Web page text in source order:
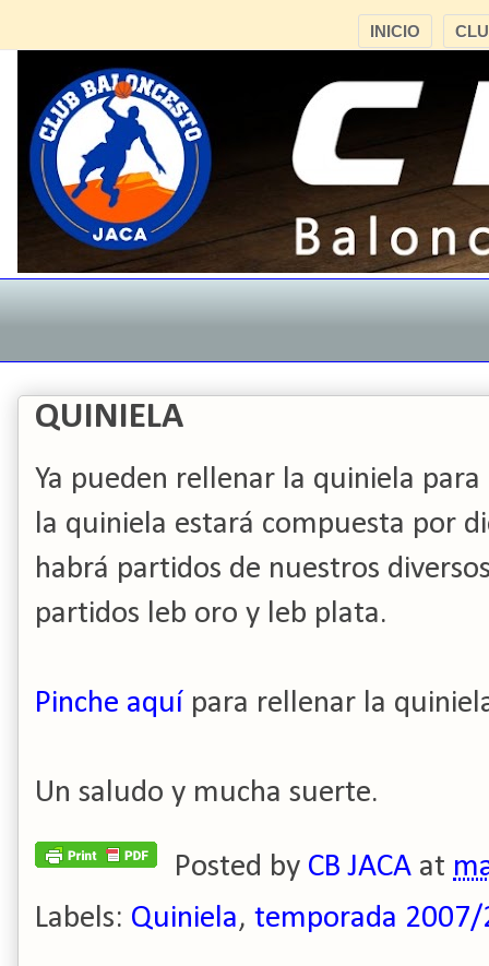
INICIO
QUINIELA
Ya pueden rellenar la quiniela
la quiniela estará compuesta por
habrá partidos de nuestros
partidos leb oro y leb plata.
Pinche aquí para rellenar la
Un saludo y mucha suerte.
Posted by CB JACA at
Labels: Quiniela, temporada 2007/